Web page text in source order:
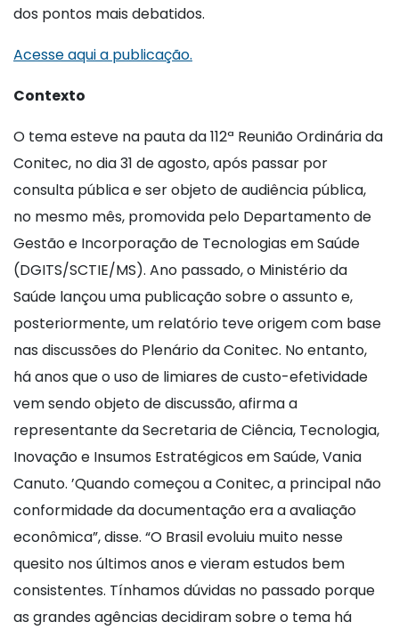
dos pontos mais debatidos.
Acesse aqui a publicação.
Contexto
O tema esteve na pauta da 112ª Reunião Ordinária da
Conitec, no dia 31 de agosto, após passar por
consulta pública e ser objeto de audiência pública,
no mesmo mês, promovida pelo Departamento de
Gestão e Incorporação de Tecnologias em Saúde
(DGITS/SCTIE/MS). Ano passado, o Ministério da
Saúde lançou uma publicação sobre o assunto e,
posteriormente, um relatório teve origem com base
nas discussões do Plenário da Conitec. No entanto,
há anos que o uso de limiares de custo-efetividade
vem sendo objeto de discussão, afirma a
representante da Secretaria de Ciência, Tecnologia,
Inovação e Insumos Estratégicos em Saúde, Vania
Canuto. ’Quando começou a Conitec, a principal não
conformidade da documentação era a avaliação
econômica”, disse. “O Brasil evoluiu muito nesse
quesito nos últimos anos e vieram estudos bem
consistentes. Tínhamos dúvidas no passado porque
as grandes agências decidiram sobre o tema há